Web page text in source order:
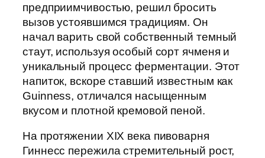
предприимчивостью, решил бросить
вызов устоявшимся традициям. Он
начал варить свой собственный темный
стаут, используя особый сорт ячменя и
уникальный процесс ферментации. Этот
напиток, вскоре ставший известным как
Guinness, отличался насыщенным
вкусом и плотной кремовой пеной.
На протяжении XIX века пивоварня
Гиннесс пережила стремительный рост,